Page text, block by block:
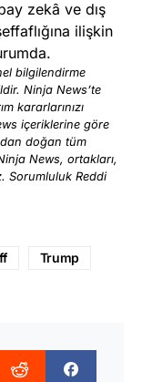
zekâ ve dış
ilişkin
bilgilendirme
Ninja News’te
kararlarınızı
içeriklerine göre
doğan tüm
News, ortakları,
Sorumluluk Reddi
Trump